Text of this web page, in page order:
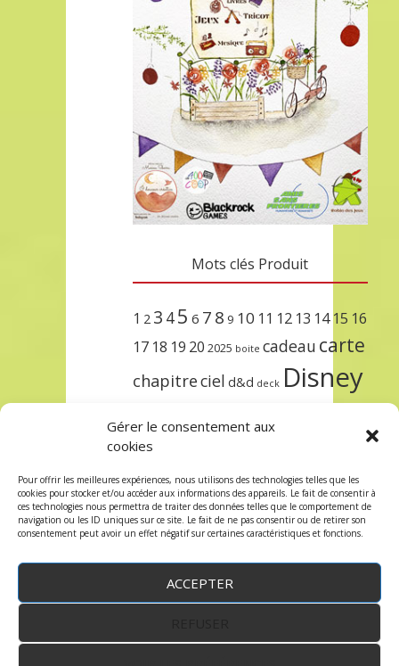
Gérer le consentement aux
cookies
Pour offrir les meilleures expériences, nous utilisons des technologies telles que les
cookies pour stocker et/ou accéder aux informations des appareils. Le fait de consentir à
ces technologies nous permettra de traiter des données telles que le comportement de
navigation ou les ID uniques sur ce site. Le fait de ne pas consentir ou de retirer son
consentement peut avoir un effet négatif sur certaines caractéristiques et fonctions.
ACCEPTER
Mots clés Produit
1 2 3 45 6 7 8 9 10 11 12 13 14 15 16
17 18 19 20 2025 boite cadeau carte
chapitreciel d&d deck Disney
lorcana
protègeprécommandesetsleeve
terre trois unlockursula étincelant
Copyright © 2023 robindesjeux.com -Mentions